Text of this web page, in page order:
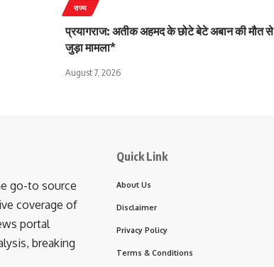
राज्य
प्रयागराज: अतीक अहमद के छोटे बेटे अबान की मौत से
जुड़ा मामला*
August 7, 2026
go-to source
coverage of
portal
breaking
Quick Link
About Us
Disclaimer
Privacy Policy
Terms & Conditions